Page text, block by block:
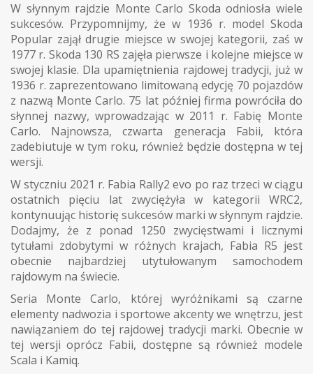
W słynnym rajdzie Monte Carlo Skoda odniosła wiele
sukcesów. Przypomnijmy, że w 1936 r. model Skoda
Popular zajął drugie miejsce w swojej kategorii, zaś w
1977 r. Skoda 130 RS zajęła pierwsze i kolejne miejsce w
swojej klasie. Dla upamiętnienia rajdowej tradycji, już w
1936 r. zaprezentowano limitowaną edycję 70 pojazdów
z nazwą Monte Carlo. 75 lat później firma powróciła do
słynnej nazwy, wprowadzając w 2011 r. Fabię Monte
Carlo. Najnowsza, czwarta generacja Fabii, która
zadebiutuje w tym roku, również będzie dostępna w tej
wersji.
W styczniu 2021 r. Fabia Rally2 evo po raz trzeci w ciągu
ostatnich pięciu lat zwyciężyła w kategorii WRC2,
kontynuując historię sukcesów marki w słynnym rajdzie.
Dodajmy, że z ponad 1250 zwycięstwami i licznymi
tytułami zdobytymi w różnych krajach, Fabia R5 jest
obecnie najbardziej utytułowanym samochodem
rajdowym na świecie.
Seria Monte Carlo, której wyróżnikami są czarne
elementy nadwozia i sportowe akcenty we wnętrzu, jest
nawiązaniem do tej rajdowej tradycji marki. Obecnie w
tej wersji oprócz Fabii, dostępne są również modele
Scala i Kamiq.